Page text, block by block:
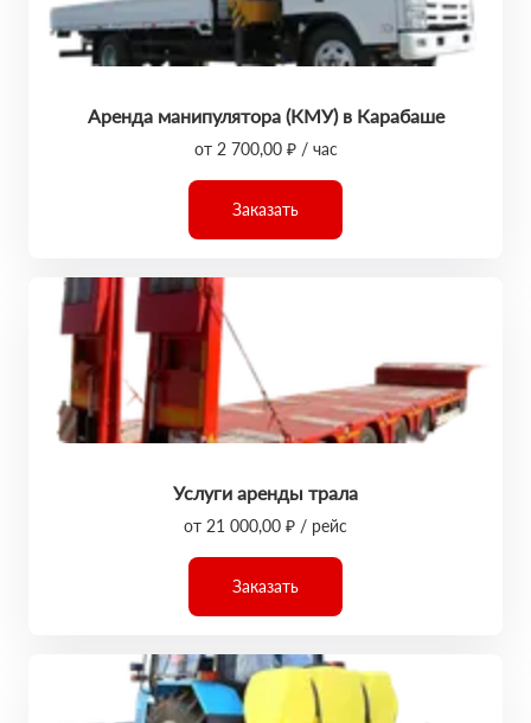
Аренда манипулятора (КМУ) в Карабаше
от 2 700,00 ₽ / час
Заказать
Услуги аренды трала
от 21 000,00 ₽ / рейс
Заказать